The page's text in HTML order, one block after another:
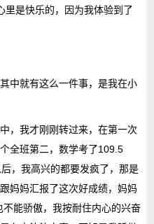
里是快乐的，因为我体验到了
中就有这么一件事，是我在小
，我才刚刚转过来，在第一次
全班第二，数学考了109.5
，我高兴的都要发疯了，那是
妈妈汇报了这次好成绩，妈妈
能骄傲，我按耐住内心的兴奋